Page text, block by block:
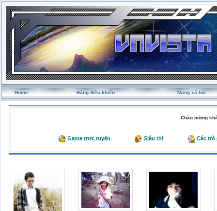
Home Bảng điều khiển Mạng xã hội
Chào mừng
Game trực tuyến Siêu thị Các trò